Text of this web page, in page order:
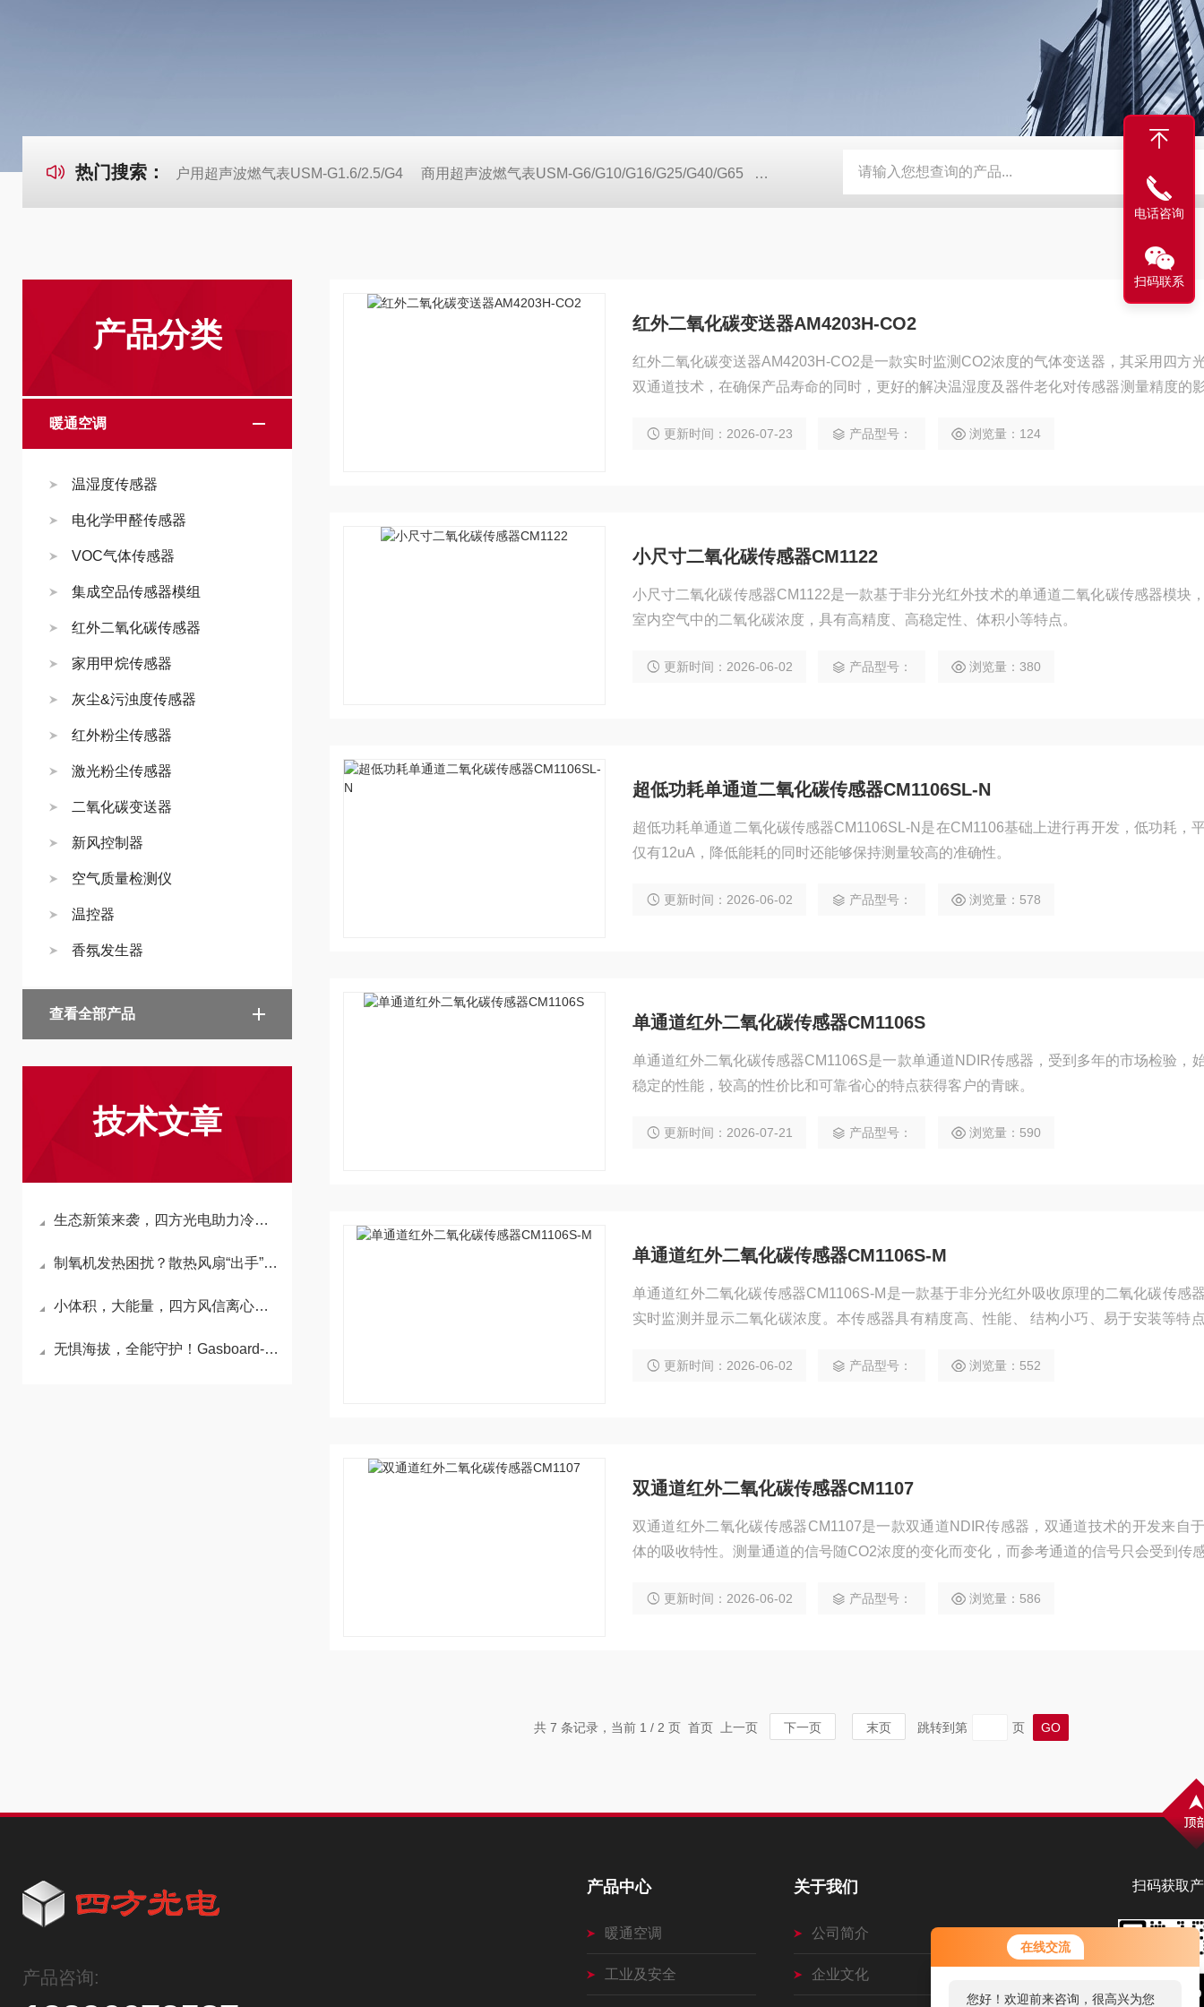
在线交流
您好！欢迎前来咨询，很高兴为您
服务，请问您要咨询什么问题呢？
您好，看您停留很久了，是否找到
热门搜索： 户用超声波燃气表USM-G1.6/2.5/G4 商用超声波燃气表USM-G6/G10/G16/G25/G40/G65 户用超声波燃气表核心模块 AM6108B新风控制器 Gasboard-
产品分类
暖通空调
温湿度传感器
电化学甲醛传感器
VOC气体传感器
集成空品传感器模组
红外二氧化碳传感器
家用甲烷传感器
灰尘&污浊度传感器
红外粉尘传感器
激光粉尘传感器
二氧化碳变送器
新风控制器
空气质量检测仪
温控器
香氛发生器
查看全部产品
技术文章
生态新策来袭，四方光电助力冷媒监测
制氧机发热困扰？散热风扇“出手” 供氧“冷静”无忧
小体积，大能量，四方风信离心风机，让扫拖机器人基站烘干不留“盲区”
无惧海拔，全能守护！Gasboard-6500HM赋能便携制氧机精准监测新高度
红外二氧化碳变送器AM4203H-CO2
红外二氧化碳变送器AM4203H-CO2是一款实时监测CO2浓度的气体变送器，其采用四方
双通道技术，在确保产品寿命的同时，更好的解决温湿度及器件老化对传感器测量精度的
更新时间：2026-07-23 产品型号： 浏览量：124
小尺寸二氧化碳传感器CM1122
小尺寸二氧化碳传感器CM1122是一款基于非分光红外技术的单通道二氧化碳传感器模块
室内空气中的二氧化碳浓度，具有高精度、高稳定性、体积小等特点。
更新时间：2026-06-02 产品型号： 浏览量：380
超低功耗单通道二氧化碳传感器CM1106SL-N
超低功耗单通道二氧化碳传感器CM1106SL-N是在CM1106基础上进行再开发，低功耗，
仅有12uA，降低能耗的同时还能够保持测量较高的准确性。
更新时间：2026-06-02 产品型号： 浏览量：578
单通道红外二氧化碳传感器CM1106S
单通道红外二氧化碳传感器CM1106S是一款单通道NDIR传感器，受到多年的市场检验，
稳定的性能，较高的性价比和可靠省心的特点获得客户的青睐。
更新时间：2026-07-21 产品型号： 浏览量：590
单通道红外二氧化碳传感器CM1106S-M
单通道红外二氧化碳传感器CM1106S-M是一款基于非分光红外吸收原理的二氧化碳传感
实时监测并显示二氧化碳浓度。本传感器具有精度高、性能、 结构小巧、易于安装等特
仪、植物培养等。
更新时间：2026-06-02 产品型号： 浏览量：552
双通道红外二氧化碳传感器CM1107
双通道红外二氧化碳传感器CM1107是一款双通道NDIR传感器，双通道技术的开发来自
体的吸收特性。测量通道的信号随CO2浓度的变化而变化，而参考通道的信号只会受到传
更新时间：2026-06-02 产品型号： 浏览量：586
共 7 条记录，当前 1 / 2 页 首页 上一页 下一页 末页 跳转到第 页
扫码获取
产品咨询:
产品中心
暖通空调
工业及安全
关于我们
公司简介
企业文化
电话咨询
扫码联系